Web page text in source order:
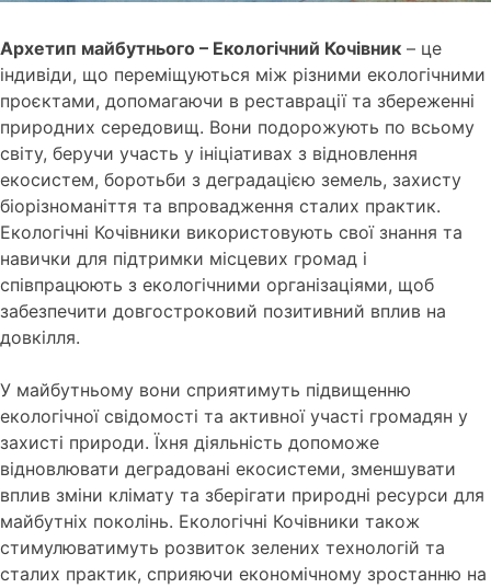
Архетип майбутнього – Екологічний Кочівник – це
індивіди, що переміщуються між різними екологічними
проєктами, допомагаючи в реставрації та збереженні
природних середовищ. Вони подорожують по всьому
світу, беручи участь у ініціативах з відновлення
екосистем, боротьби з деградацією земель, захисту
біорізноманіття та впровадження сталих практик.
Екологічні Кочівники використовують свої знання та
навички для підтримки місцевих громад і
співпрацюють з екологічними організаціями, щоб
забезпечити довгостроковий позитивний вплив на
довкілля.
У майбутньому вони сприятимуть підвищенню
екологічної свідомості та активної участі громадян у
захисті природи. Їхня діяльність допоможе
відновлювати деградовані екосистеми, зменшувати
вплив зміни клімату та зберігати природні ресурси для
майбутніх поколінь. Екологічні Кочівники також
стимулюватимуть розвиток зелених технологій та
сталих практик, сприяючи економічному зростанню на